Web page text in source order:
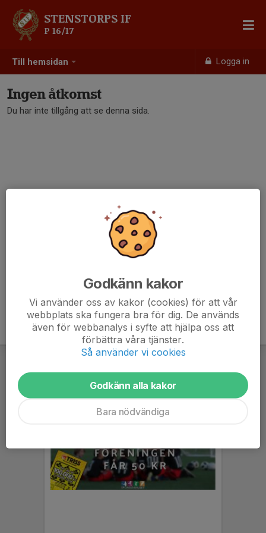
Till hemsidan Logga in
STENSTORPS IF
P 16/17
Ingen åtkomst
Du har inte tillgång att se denna sida.
Godkänn kakor
Vi använder oss av kakor (cookies) för att vår
webbplats ska fungera bra för dig. De används
även för webbanalys i syfte att hjälpa oss att
förbättra våra tjänster.
Så använder vi cookies
Godkänn alla kakor
Bara nödvändiga